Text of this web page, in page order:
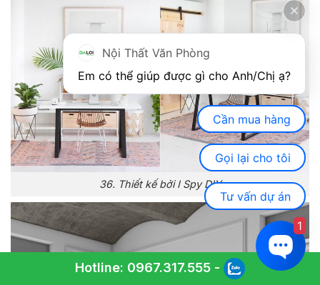
36. Thiết kế bởi I Spy DIY
Hotline: 0967.317.555 -
Nội Thất Văn Phòng
Cần mua hàng
Gọi lại cho tôi
Tư vấn dự án
1